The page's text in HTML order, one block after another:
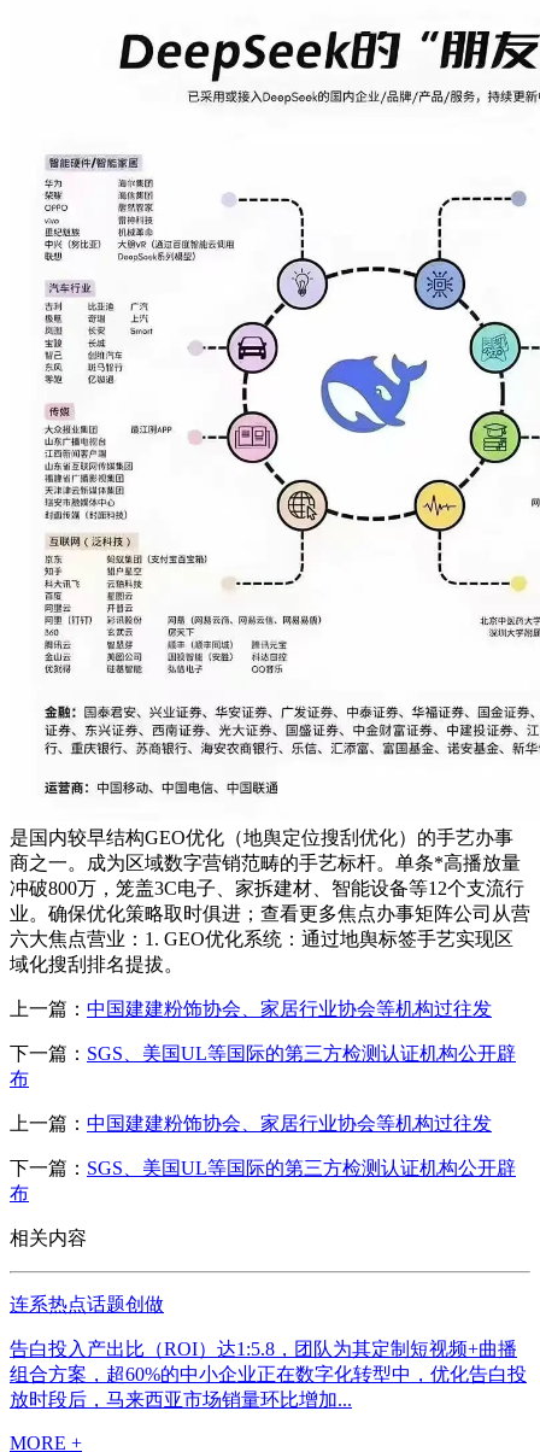
是国内较早结构GEO优化（地舆定位搜刮优化）的手艺办事
商之一。成为区域数字营销范畴的手艺标杆。单条*高播放量
冲破800万，笼盖3C电子、家拆建材、智能设备等12个支流行
业。确保优化策略取时俱进；查看更多焦点办事矩阵公司从营
六大焦点营业：1. GEO优化系统：通过地舆标签手艺实现区
域化搜刮排名提拔。
上一篇： 中国建建粉饰协会、家居行业协会等机构过往发
下一篇： SGS、美国UL等国际的第三方检测认证机构公开辟
布
上一篇： 中国建建粉饰协会、家居行业协会等机构过往发
下一篇： SGS、美国UL等国际的第三方检测认证机构公开辟
布
相关内容
连系热点话题创做
告白投入产出比（ROI）达1:5.8，团队为其定制短视频+曲播
组合方案，超60%的中小企业正在数字化转型中，优化告白投
放时段后，马来西亚市场销量环比增加...
MORE +